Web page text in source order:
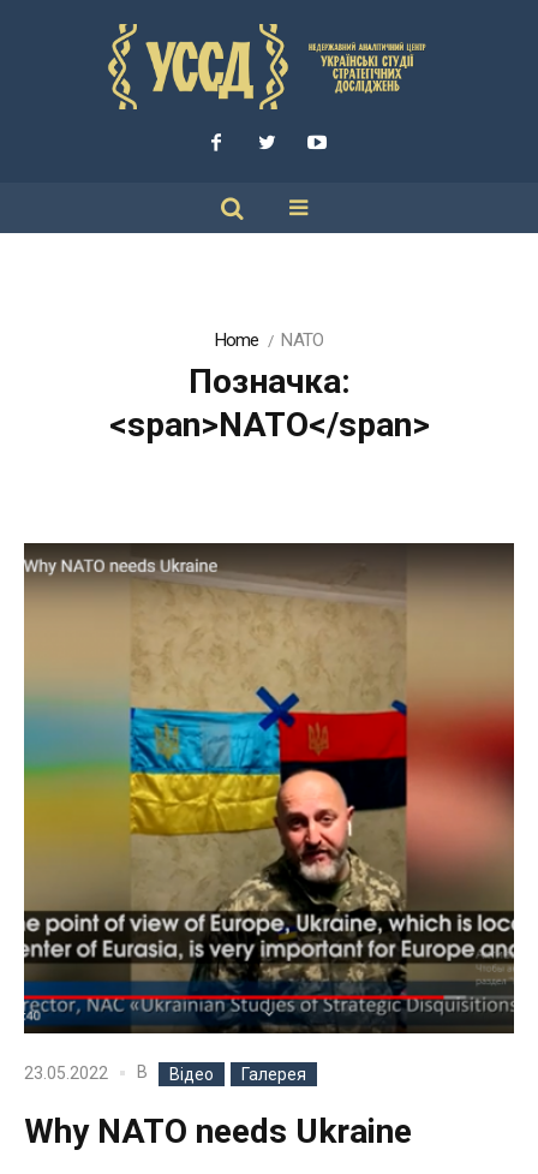
Home NATO
Позначка:
<span>NATO</span>
23.05.2022 В Відео Галерея
Why NATO needs Ukraine